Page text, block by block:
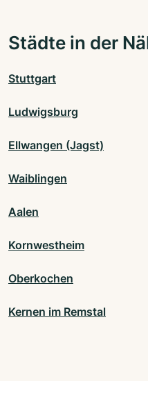
Städte in der
Stuttgart
Ludwigsburg
Ellwangen (Jagst)
Waiblingen
Aalen
Kornwestheim
Oberkochen
Kernen im Remstal